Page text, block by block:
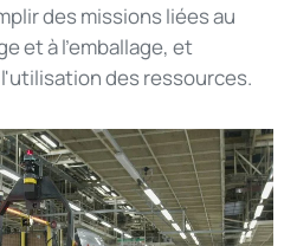
des missions liées au
et à l'emballage, et
des ressources.